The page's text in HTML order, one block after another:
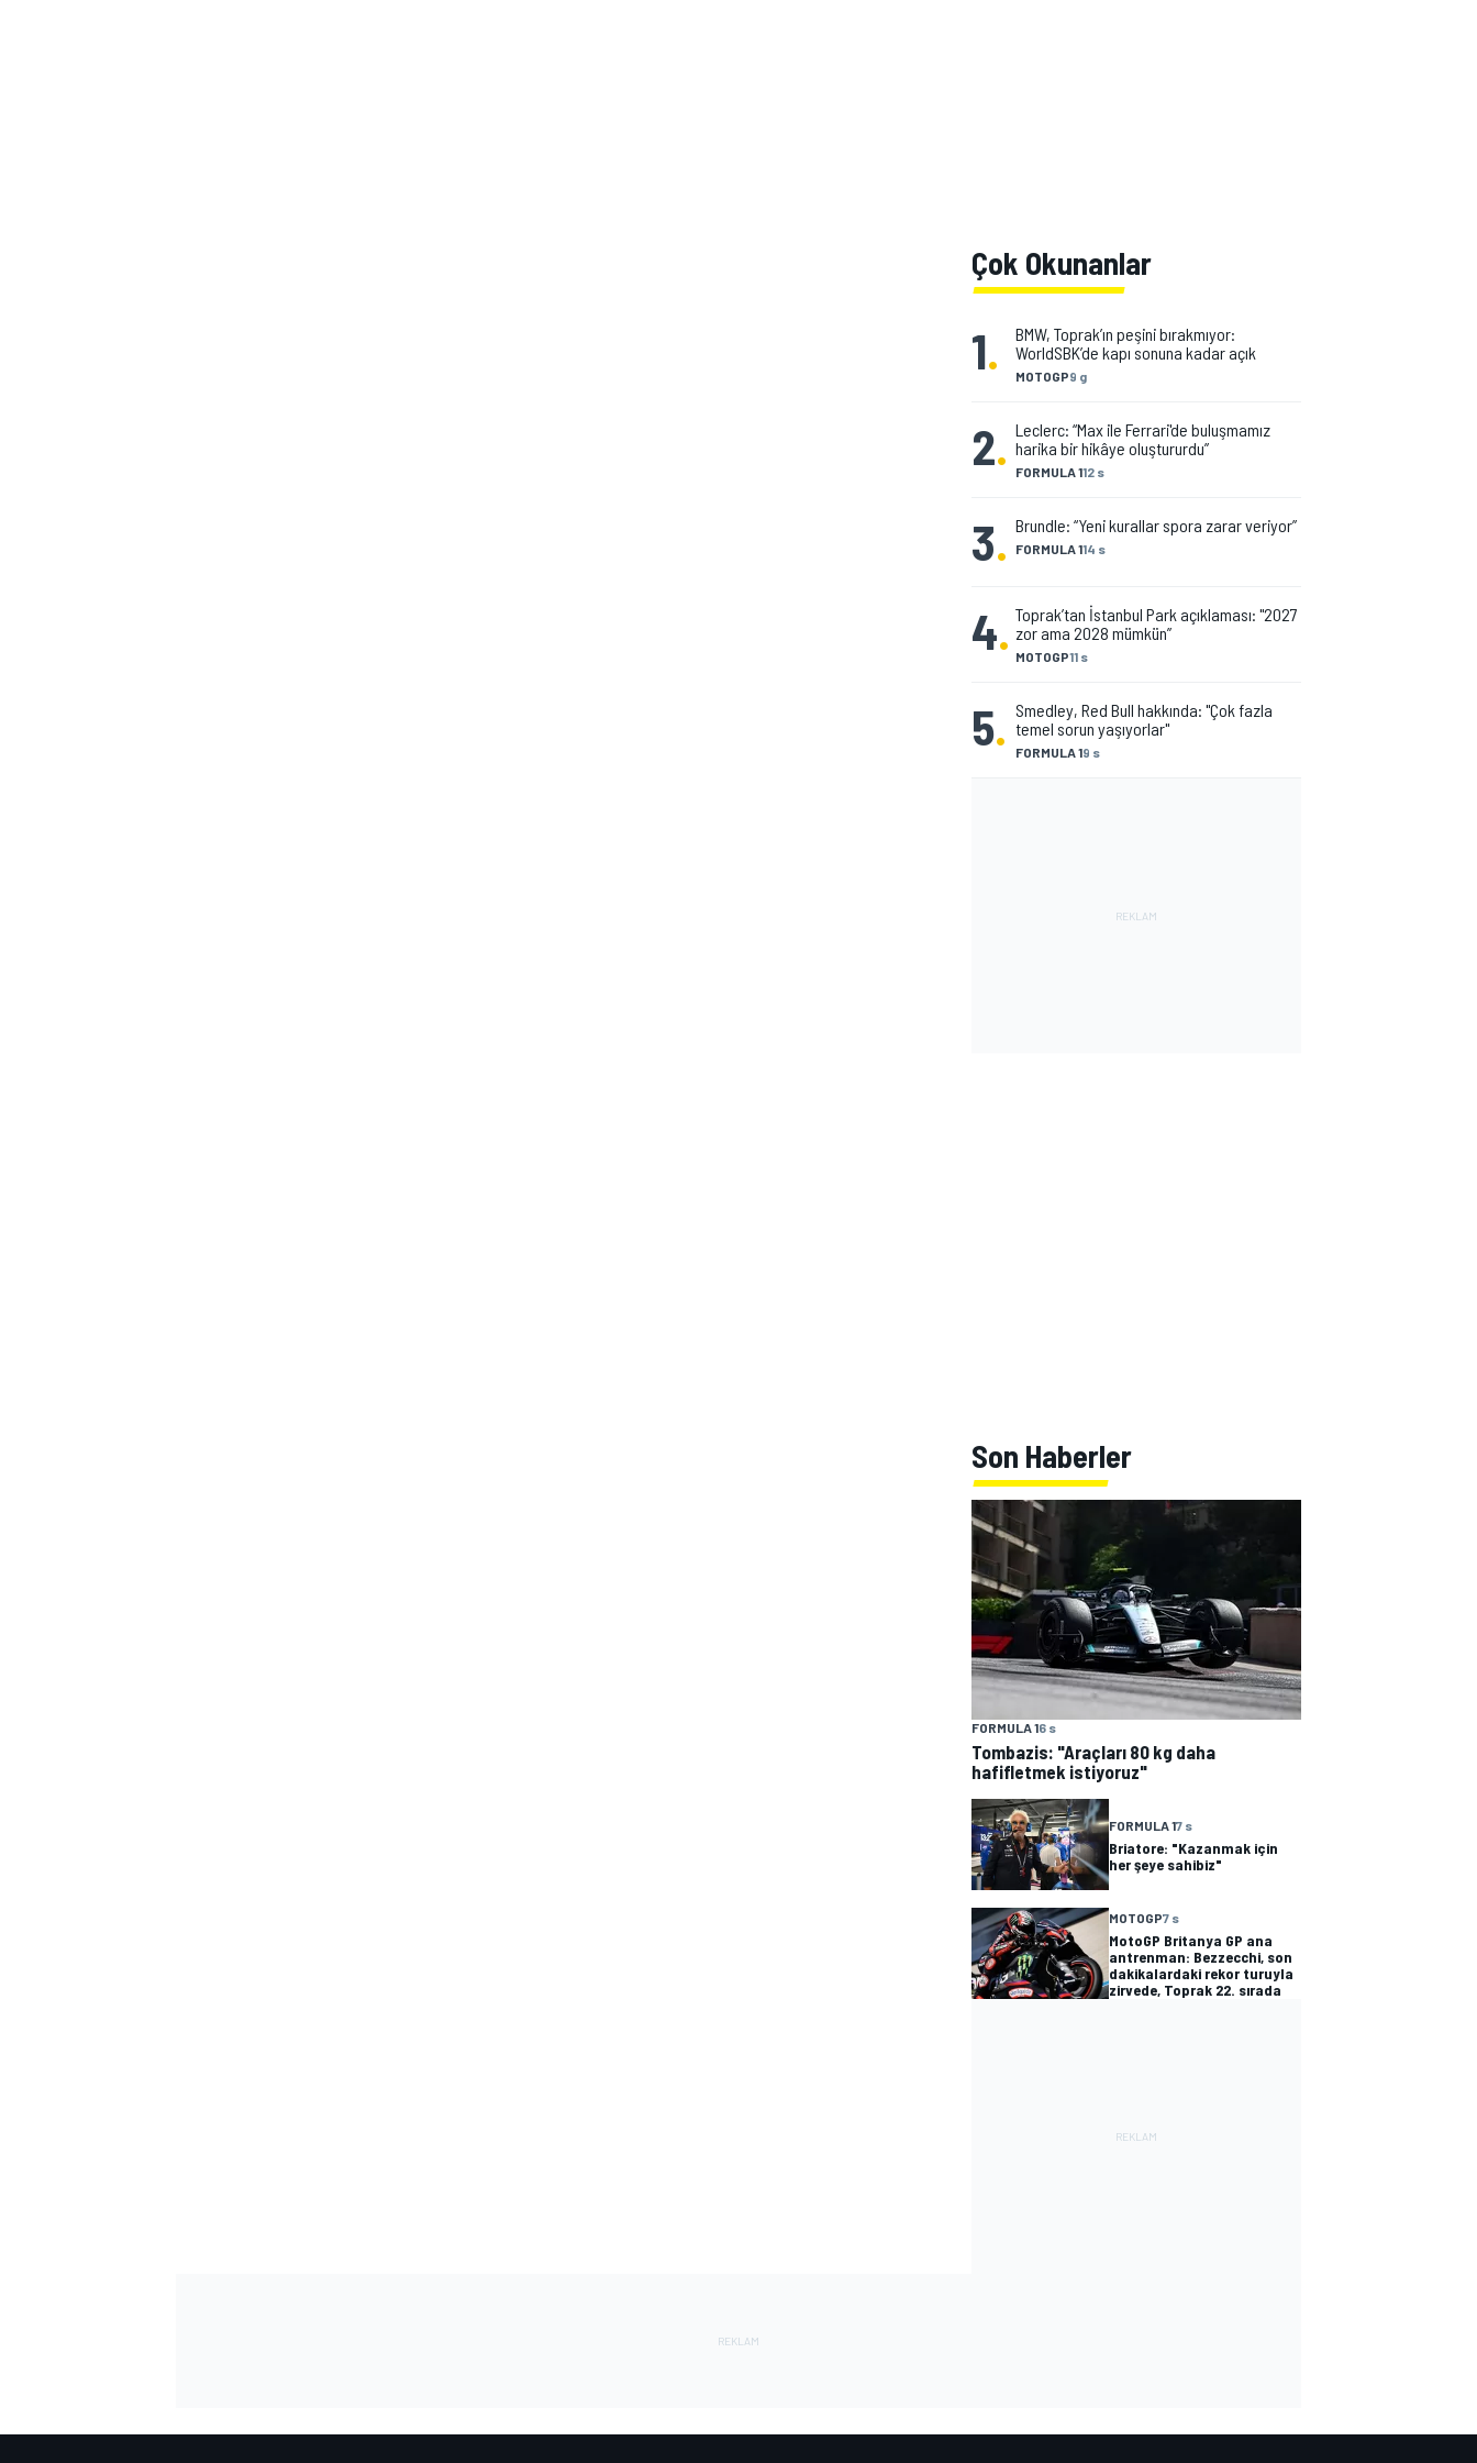
Çok Okunanlar
1. MOTOGP9 g
BMW, Toprak’ın peşini bırakmıyor:
WorldSBK’de kapı sonuna kadar açık
2. FORMULA 112 s
Leclerc: “Max ile Ferrari'de buluşmamız
harika bir hikâye oluştururdu”
3. FORMULA 114 s
Brundle: “Yeni kurallar spora zarar veriyor”
4. MOTOGP11 s
Toprak’tan İstanbul Park açıklaması: "2027
zor ama 2028 mümkün”
5. FORMULA 19 s
Smedley, Red Bull hakkında: "Çok fazla
temel sorun yaşıyorlar"
Son Haberler
FORMULA 16 s
Tombazis: "Araçları 80 kg daha
hafifletmek istiyoruz"
FORMULA 17 s
Briatore: "Kazanmak için
her şeye sahibiz"
MOTOGP7 s
MotoGP Britanya GP ana
antrenman: Bezzecchi, son
dakikalardaki rekor turuyla
zirvede, Toprak 22. sırada